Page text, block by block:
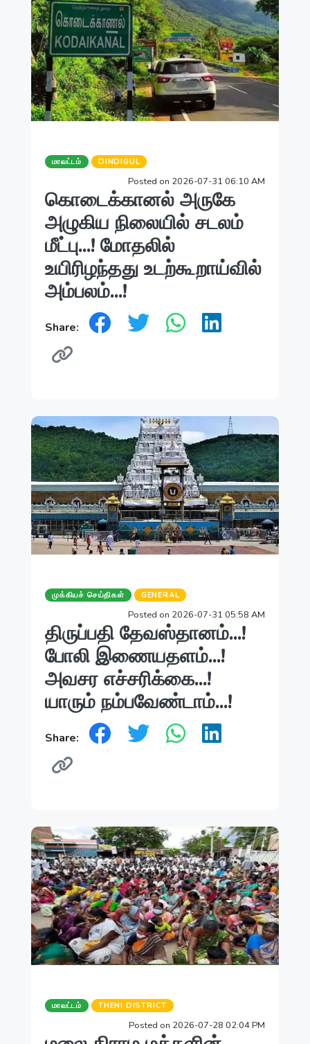
மாவட்டம் DINDIGUL
Posted on 2026-07-31 06:10 AM
கொடைக்கானல் அருகே
அழுகிய நிலையில் சடலம்
மீட்பு...! மோதலில்
உயிரிழந்தது உடற்கூறாய்வில்
அம்பலம்...!
Share:
முக்கியச் செய்திகள் GENERAL
Posted on 2026-07-31 05:58 AM
திருப்பதி தேவஸ்தானம்...!
போலி இணையதளம்...!
அவசர எச்சரிக்கை...!
யாரும் நம்பவேண்டாம்...!
Share:
மாவட்டம் THENI DISTRICT
Posted on 2026-07-28 02:04 PM